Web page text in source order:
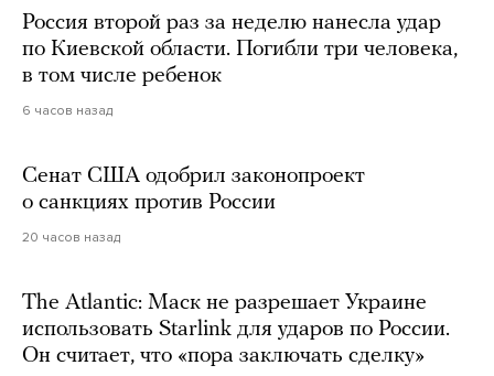
Россия второй раз за неделю нанесла удар
по Киевской области. Погибли три человека,
в том числе ребенок
6 часов назад
Сенат США одобрил законопроект
о санкциях против России
20 часов назад
The Atlantic: Маск не разрешает Украине
использовать Starlink для ударов по России.
Он считает, что «пора заключать сделку»